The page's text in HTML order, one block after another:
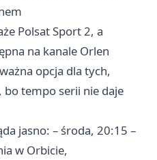
Polsat Sport 2, a
na kanale Orlen
opcja dla tych,
tempo serii nie daje
jasno: – środa, 20:15 –
w Orbicie,